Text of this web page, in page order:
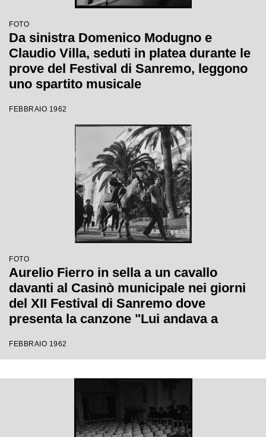
FOTO
Da sinistra Domenico Modugno e
Claudio Villa, seduti in platea durante le
prove del Festival di Sanremo, leggono
uno spartito musicale
FEBBRAIO 1962
FOTO
Aurelio Fierro in sella a un cavallo
davanti al Casinò municipale nei giorni
del XII Festival di Sanremo dove
presenta la canzone "Lui andava a
FEBBRAIO 1962